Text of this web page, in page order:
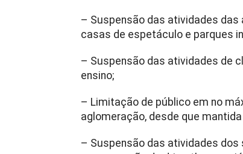
– Suspensão das atividades
casas de espetáculo e parques
– Suspensão das atividades de
ensino;
– Limitação de público em no
aglomeração, desde que
– Suspensão das atividades